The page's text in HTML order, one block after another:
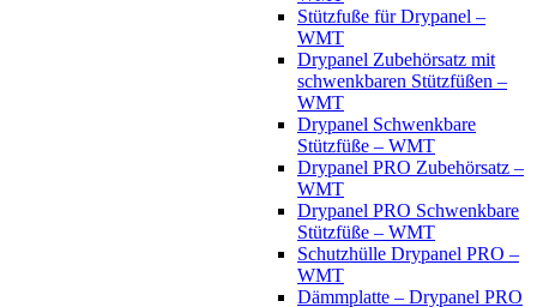
Stützfuße für Drypanel –
WMT
Drypanel Zubehörsatz mit
schwenkbaren Stützfüßen –
WMT
Drypanel Schwenkbare
Stützfüße – WMT
Drypanel PRO Zubehörsatz –
WMT
Drypanel PRO Schwenkbare
Stützfüße – WMT
Schutzhülle Drypanel PRO –
WMT
Dämmplatte – Drypanel PRO